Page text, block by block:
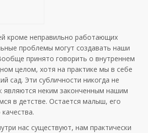
кроме неправильно работающих
проблемы могут создавать наши
принято говорить о внутреннем
целом, хотя на практике мы в себе
сад. Эти субличности никогда не
являются неким законченным нашим
в детстве. Остается малыш, его
нас существуют, нам практически